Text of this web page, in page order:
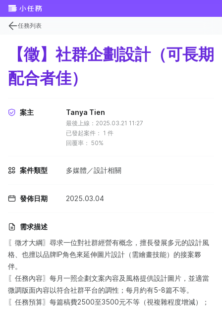
任務列表
【徵】社群企劃設計（可長期
配合者佳）
案主 Tanya Tien
最後上線：2025.03.21 11:27
已發起案件： 1 件
回覆率： 50%
案件類型 多媒體／設計相關
發佈日期 2025.03.04
需求描述
〖徵才大綱〗尋求一位對社群經營有概念，擅長發展多元的設計風
格、也擅以品牌IP角色來延伸圖片設計（需繪畫技能）的接案夥
伴。
〖任務內容〗每月一照企劃文案內容及風格提供設計圖片，並適當
微調版面內容以符合社群平台的調性；每月約有5-8篇不等。
〖任務預算〗每篇稿費2500至3500元不等（視複雜程度增減）；